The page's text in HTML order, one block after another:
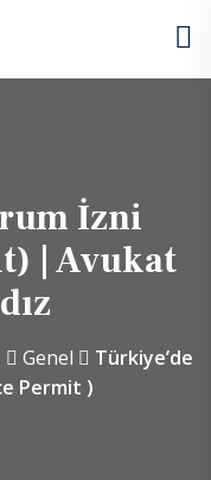
İzni
| Avukat
Genel
Türkiye’de
Permit )